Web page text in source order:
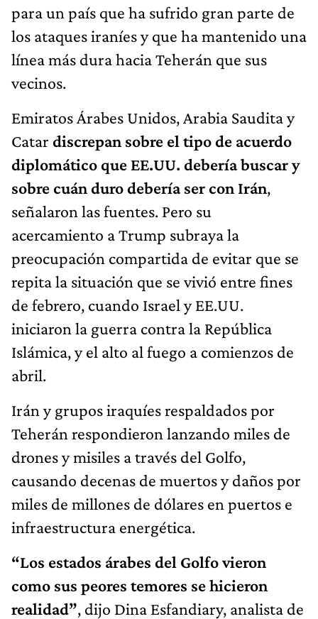
para un país que ha sufrido gran parte de
los ataques iraníes y que ha mantenido una
línea más dura hacia Teherán que sus
vecinos.
Emiratos Árabes Unidos, Arabia Saudita y
Catar discrepan sobre el tipo de acuerdo
diplomático que EE.UU. debería buscar y
sobre cuán duro debería ser con Irán,
señalaron las fuentes. Pero su
acercamiento a Trump subraya la
preocupación compartida de evitar que se
repita la situación que se vivió entre fines
de febrero, cuando Israel y EE.UU.
iniciaron la guerra contra la República
Islámica, y el alto al fuego a comienzos de
abril.
Irán y grupos iraquíes respaldados por
Teherán respondieron lanzando miles de
drones y misiles a través del Golfo,
causando decenas de muertos y daños por
miles de millones de dólares en puertos e
infraestructura energética.
“Los estados árabes del Golfo vieron
como sus peores temores se hicieron
realidad”, dijo Dina Esfandiary, analista de